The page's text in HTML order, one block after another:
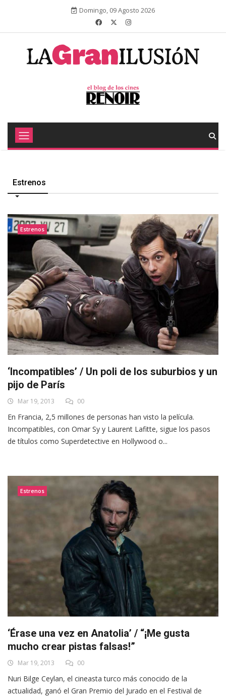
Domingo, 09 Agosto 2026
Estrenos
Estrenos
‘Incompatibles’ / Un poli de los suburbios y un
pijo de París
Mar 19, 2013 00
En Francia, 2,5 millones de personas han visto la película.
Incompatibles, con Omar Sy y Laurent Lafitte, sigue los pasos
de títulos como Superdetective en Hollywood o...
Estrenos
‘Érase una vez en Anatolia’ / “¡Me gusta
mucho crear pistas falsas!”
Mar 19, 2013 00
Nuri Bilge Ceylan, el cineasta turco más conocido de la
actualidad, ganó el Gran Premio del Jurado en el Festival de